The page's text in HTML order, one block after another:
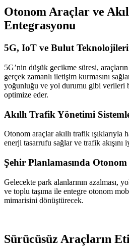
Otonom Araçlar ve
Entegrasyonu
5G, IoT ve Bulut
5G’nin düşük gecikme süresi,
gerçek zamanlı iletişim kurmasını
yoğunluğu ve yol durumu gibi verileri
optimize eder.
Akıllı Trafik Yönetimi
Otonom araçlar akıllı trafik ışıklarıyla
enerji tasarrufu sağlar ve trafik akışını
Şehir Planlamasında Otonom
Gelecekte park alanlarının azalması,
ve toplu taşıma ile entegre otonom
mimarisini dönüştürecek.
Sürücüsüz Araçların